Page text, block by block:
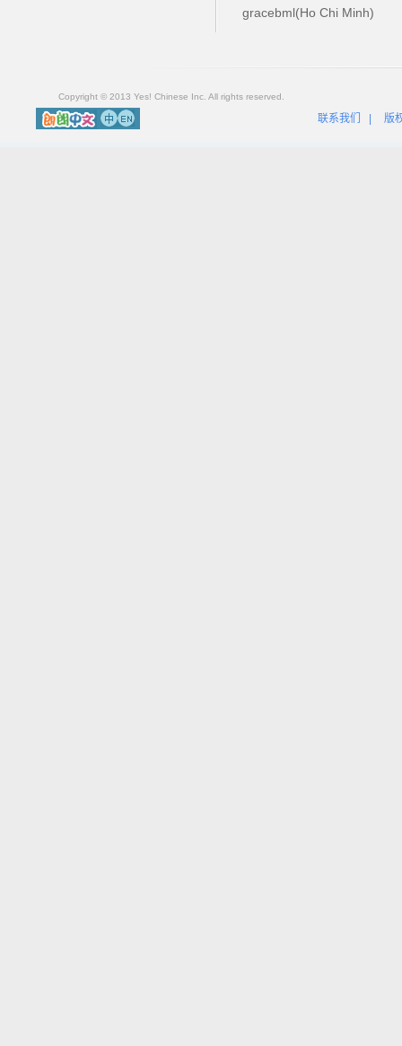
gracebml(Ho Chi Minh)
Copyright © 2013 Yes! Chinese Inc. All rights reserved.
联系我们 版